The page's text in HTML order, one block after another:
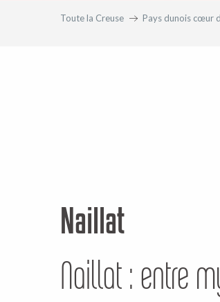
Toute la Creuse Pays dunois cœur
Naillat
Naillat : entre